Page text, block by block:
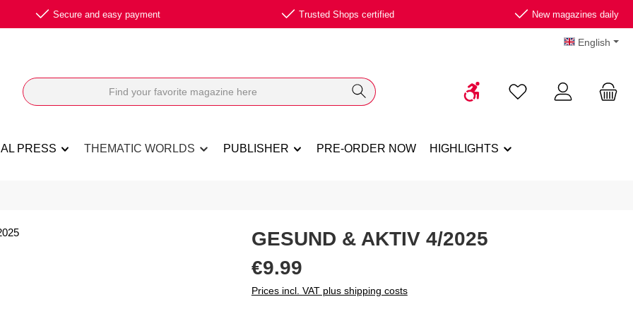
Secure and easy payment Trusted Shops certified New magazines daily
English
Show toolbarYou have 0 wishlist
PRESS THEMATIC WORLDS PUBLISHER PRE-ORDER NOW HIGHLIGHTS
GESUND & AKTIV 4/2025
Regular price:
€9.99
Prices incl. VAT plus shipping costs